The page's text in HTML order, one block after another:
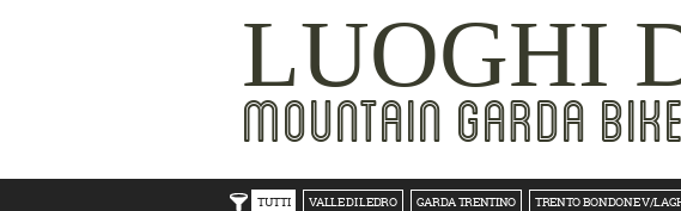
LUOGHI
MOUNTAIN GARDA BIKE
TUTTI VALLE DI LEDRO GARDA TRENTINO TRENTO BONDONE V/